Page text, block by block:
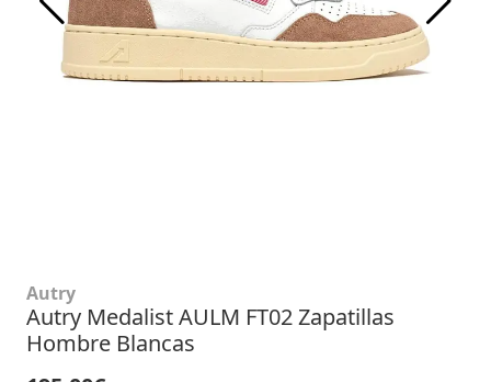
Autry
Autry Medalist AULM FT02 Zapatillas
Hombre Blancas